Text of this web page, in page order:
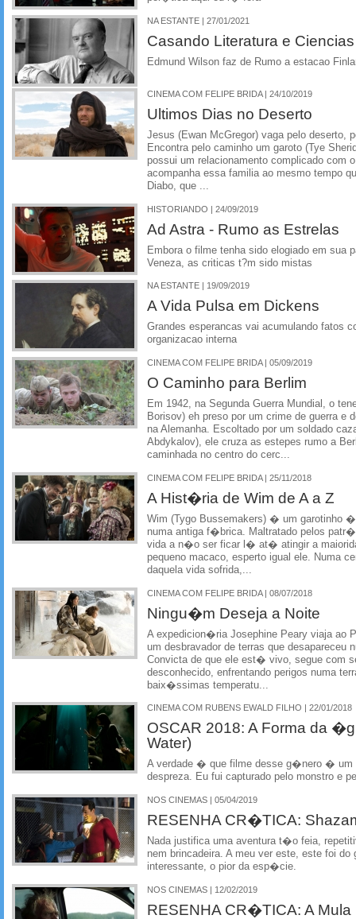
NA ESTANTE | 27/01/2021
Casando Literatura e
Edmund Wilson faz de Rumo a estacao
CINEMA COM FELIPE BRIDA | 24/10/2019
Ultimos Dias no Deserto
Jesus (Ewan McGregor) vaga pelo deserto,
Encontra pelo caminho um garoto (Tye
possui um relacionamento complicado com
acompanha essa familia ao mesmo tempo
Diabo, que ...
HISTORIANDO | 24/09/2019
Ad Astra - Rumo as Estrelas
Embora o filme tenha sido elogiado em sua
Veneza, as criticas t?m sido mistas
NA ESTANTE | 19/09/2019
A Vida Pulsa em Dickens
Grandes esperancas vai acumulando fatos
organizacao interna
CINEMA COM FELIPE BRIDA | 05/09/2019
O Caminho para Berlim
Em 1942, na Segunda Guerra Mundial, o
Borisov) eh preso por um crime de guerra e
na Alemanha. Escoltado por um soldado
Abdykalov), ele cruza as estepes rumo a
caminhada no centro do cerc...
CINEMA COM FELIPE BRIDA | 25/11/2018
A Hist�ria de Wim de A a Z
Wim (Tygo Bussemakers) � um garotinho
numa antiga f�brica. Maltratado pelos
vida a n�o ser ficar l� at� atingir a
pequeno macaco, esperto igual ele. Numa
daquela vida sofrida,...
CINEMA COM FELIPE BRIDA | 08/07/2018
Ningu�m Deseja a Noite
A expedicion�ria Josephine Peary viaja ao
um desbravador de terras que desapareceu
Convicta de que ele est� vivo, segue com
desconhecido, enfrentando perigos numa
baix�ssimas temperatu...
CINEMA COM RUBENS EWALD FILHO | 22/01/2018
OSCAR 2018: A Forma da
Water)
A verdade � que filme desse g�nero � um
despreza. Eu fui capturado pelo monstro e
NOS CINEMAS | 05/04/2019
RESENHA CR�TICA:
Nada justifica uma aventura t�o feia,
nem brincadeira. A meu ver este, este foi
interessante, o pior da esp�cie.
NOS CINEMAS | 12/02/2019
RESENHA CR�TICA: A Mula